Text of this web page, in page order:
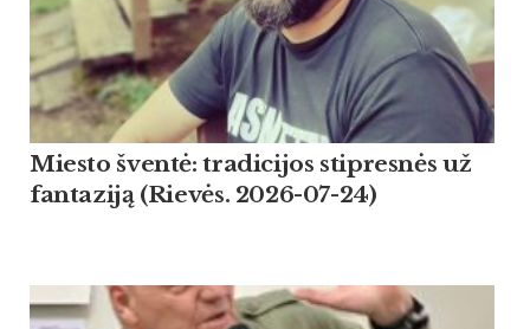
Miesto šventė: tradicijos stipresnės už
fantaziją (Rievės. 2026-07-24)